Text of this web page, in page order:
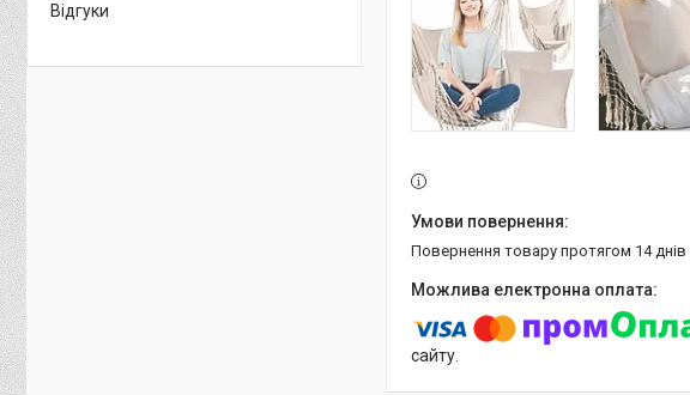
повернення товару протягом 14 днів
сайту.
Відгуки